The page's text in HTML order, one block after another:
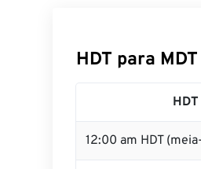
HDT para
12:00 am HDT